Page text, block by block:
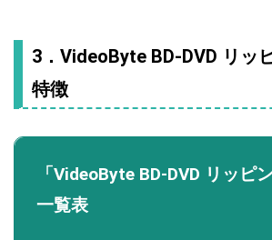
3．VideoByte BD-DVD リッ
特徴
「VideoByte BD-DVD リッピ
一覧表